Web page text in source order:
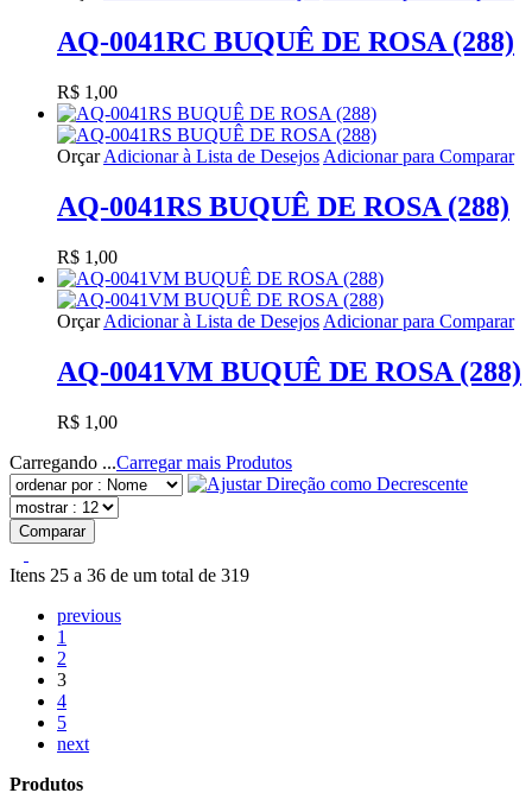
AQ-0041RC BUQUÊ DE ROSA (288)
R$ 1,00
Orçar Adicionar à Lista de Desejos Adicionar para Comparar
AQ-0041RS BUQUÊ DE ROSA (288)
R$ 1,00
Orçar Adicionar à Lista de Desejos Adicionar para Comparar
AQ-0041VM BUQUÊ DE ROSA (288)
R$ 1,00
Carregando ...Carregar mais Produtos
Comparar
Itens 25 a 36 de um total de 319
previous
1
2
3
4
5
next
Produtos